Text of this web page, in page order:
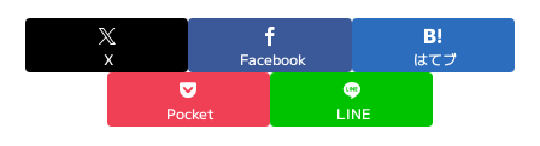
X Facebook はてブ
Pocket LINE